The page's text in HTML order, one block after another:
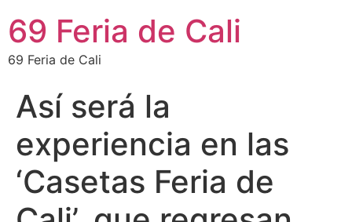
69 Feria de Cali
69 Feria de Cali
Así será la
experiencia en las
‘Casetas Feria de